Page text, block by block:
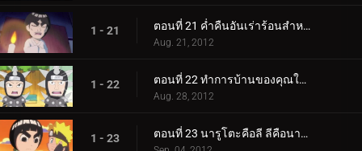
1 - 21 ตอนที่ 21 ค่ำคืนอันเร่าร้อนสำหรับเรื่องราวอันแสนผ่อนคลาย / น้ำตาของโฮคาเงะไม่ได้มีไว้เพื่อการตกแต่ง
Aug. 21, 2012
1 - 22 ตอนที่ 22 ทำการบ้านของคุณในนาทีสุดท้ายเสมอ! / ห้อง 3-ลี! พวกเราคือทีม Guy!
Aug. 28, 2012
1 - 23 ตอนที่ 23 นารูโตะคือลี ลีคือนารูโตะ! / ฉันใฝ่ฝันที่จะพาเก้าหางไปเดินเล่น!